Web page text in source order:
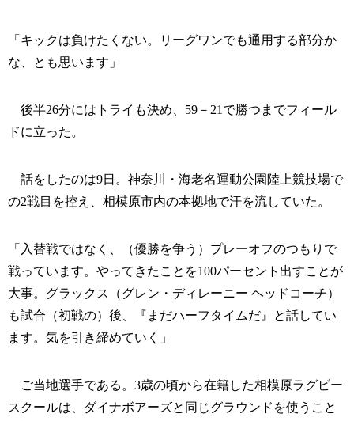
「キックは負けたくない。リーグワンでも通用する部分か
な、とも思います」
後半26分にはトライも決め、59－21で勝つまでフィール
ドに立った。
話をしたのは9日。神奈川・海老名運動公園陸上競技場で
の2戦目を控え、相模原市内の本拠地で汗を流していた。
「入替戦ではなく、（優勝を争う）プレーオフのつもりで
戦っています。やってきたことを100パーセント出すことが
大事。グラックス（グレン・ディレーニー ヘッドコーチ）
も試合（初戦の）後、『まだハーフタイムだ』と話してい
ます。気を引き締めていく」
ご当地選手である。3歳の頃から在籍した相模原ラグビー
スクールは、ダイナボアーズと同じグラウンドを使うこと